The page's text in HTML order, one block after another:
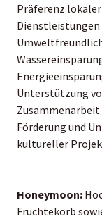
Präferenz
Dienstleistungen
Unterstützung
Förderung und
kultureller
Honeymoon:
Früchtekorb